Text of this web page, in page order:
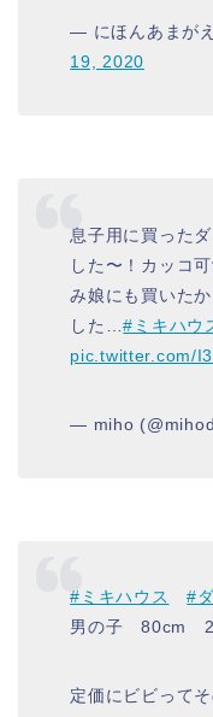
— にほんあまが
19, 2020
息子用に買った
した〜！カッコ
み娘にも買いた
した…#ミキハウ
pic.twitter.com/
— miho
#ミキハウス #
男の子 80cm 2
定価にビビって